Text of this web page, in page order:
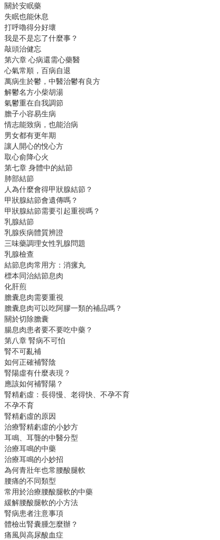
關於安眠藥
失眠也能休息
打呼嚕得分好壞
我是不是忘了什麼事？
敲頭治健忘
第六章 心病還需心藥醫
心氣常順，百病自退
萬病生於鬱，中醫治鬱有良方
解鬱名方小柴胡湯
氣鬱重在自我調節
膽子小容易生病
情志能致病，也能治病
男女都有更年期
讓人開心的悅心方
取心俞降心火
第七章 身體中的結節
肺部結節
人為什麼會得甲狀腺結節？
甲狀腺結節會遺傳嗎？
甲狀腺結節需要引起重視嗎？
乳腺結節
乳腺疾病體質辨證
三味藥調理女性乳腺問題
乳腺檢查
結節息肉常用方：消瘰丸
標本同治結節息肉
化肝煎
膽囊息肉需要重視
膽囊息肉可以吃阿膠一類的補品嗎？
關於切除膽囊
腸息肉患者要不要吃中藥？
第八章 腎病不可怕
腎不可亂補
如何正確補腎陰
腎陽虛有什麼表現？
應該如何補腎陽？
腎精虧虛：長得慢、老得快、不孕不育
不孕不育
腎精虧虛的原因
治療腎精虧虛的小妙方
耳鳴、耳聾的中醫分型
治療耳鳴的中藥
治療耳鳴的小妙招
為何青壯年也常腰酸腿軟
腰痛的不同類型
常用於治療腰酸腿軟的中藥
緩解腰酸腿軟的小方法
腎病患者注意事項
體檢出腎囊腫怎麼辦？
痛風與高尿酸血症